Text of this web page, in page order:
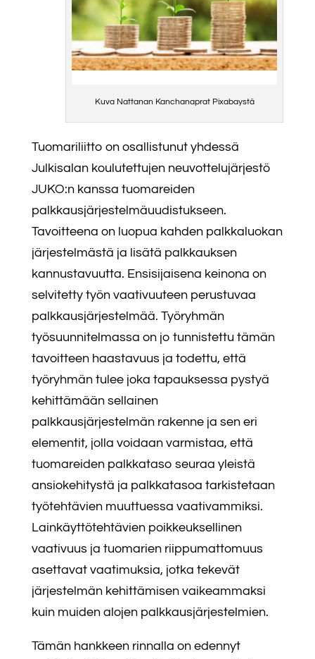
Kuva Nattanan Kanchanaprat Pixabaystä
Tuomariliitto on osallistunut yhdessä
Julkisalan koulutettujen neuvottelujärjestö
JUKO:n kanssa tuomareiden
palkkausjärjestelmäuudistukseen.
Tavoitteena on luopua kahden palkkaluokan
järjestelmästä ja lisätä palkkauksen
kannustavuutta. Ensisijaisena keinona on
selvitetty työn vaativuuteen perustuvaa
palkkausjärjestelmää. Työryhmän
työsuunnitelmassa on jo tunnistettu tämän
tavoitteen haastavuus ja todettu, että
työryhmän tulee joka tapauksessa pystyä
kehittämään sellainen
palkkausjärjestelmän rakenne ja sen eri
elementit, jolla voidaan varmistaa, että
tuomareiden palkkataso seuraa yleistä
ansiokehitystä ja palkkatasoa tarkistetaan
työtehtävien muuttuessa vaativammiksi.
Lainkäyttötehtävien poikkeuksellinen
vaativuus ja tuomarien riippumattomuus
asettavat vaatimuksia, jotka tekevät
järjestelmän kehittämisen vaikeammaksi
kuin muiden alojen palkkausjärjestelmien.
Tämän hankkeen rinnalla on edennyt